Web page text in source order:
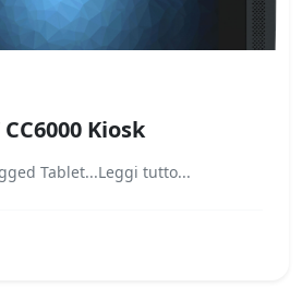
Kiosk
Tablet...Leggi tutto...